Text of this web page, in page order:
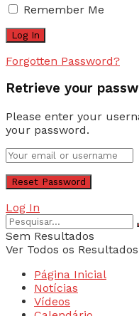
Remember Me
Forgotten Password?
Retrieve your
Please enter your
your password.
Log In
Sem Resultados
Ver Todos os Resultados
Página Inicial
Notícias
Vídeos